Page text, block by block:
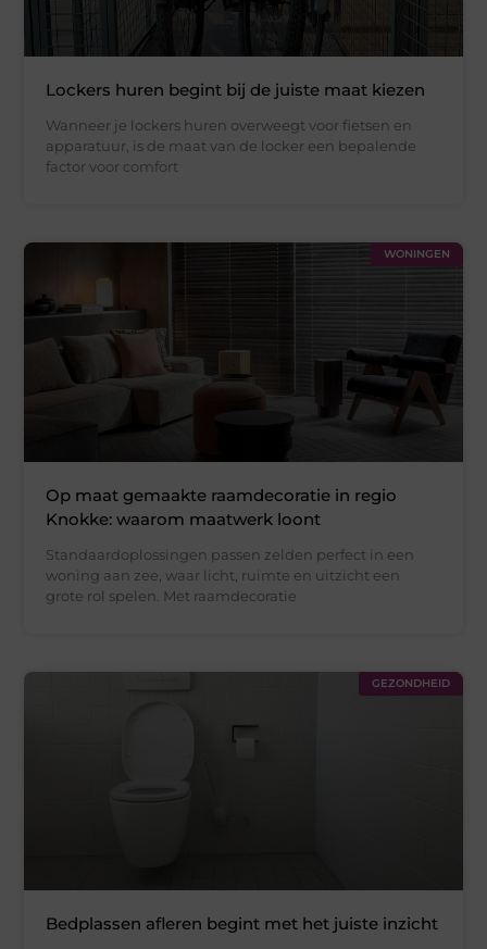
Lockers huren begint bij de juiste maat kiezen
Wanneer je lockers huren overweegt voor fietsen en
apparatuur, is de maat van de locker een bepalende
factor voor comfort
WONINGEN
Op maat gemaakte raamdecoratie in regio
Knokke: waarom maatwerk loont
Standaardoplossingen passen zelden perfect in een
woning aan zee, waar licht, ruimte en uitzicht een
grote rol spelen. Met raamdecoratie
GEZONDHEID
Bedplassen afleren begint met het juiste inzicht